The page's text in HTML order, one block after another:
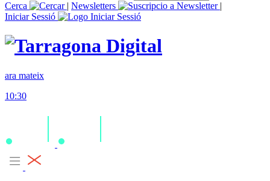
Cerca
| Newsletters
|
Iniciar Sessió
ara mateix
10:30